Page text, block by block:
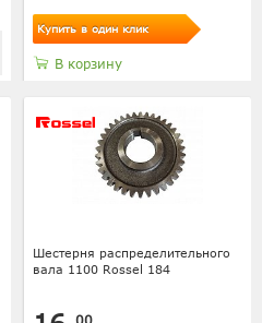
Купить в один клик
В корзину
Шестерня распределительного
вала 1100 Rossel 184
00